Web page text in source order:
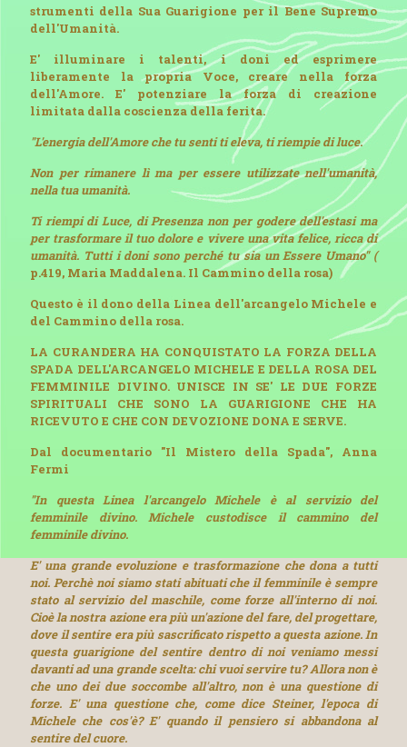
strumenti della Sua Guarigione per il Bene Supremo
dell'Umanità.
E' illuminare i talenti, i doni ed esprimere
liberamente la propria Voce, creare nella forza
dell'Amore. E' potenziare la forza di creazione
limitata dalla coscienza della ferita.
"L'energia dell'Amore che tu senti ti eleva, ti riempie di luce.
Non per rimanere lì ma per essere utilizzate nell'umanità,
nella tua umanità.
Ti riempi di Luce, di Presenza non per godere dell'estasi ma
per trasformare il tuo dolore e vivere una vita felice, ricca di
umanità. Tutti i doni sono perché tu sia un Essere Umano" (
p.419, Maria Maddalena. Il Cammino della rosa)
Questo è il dono della Linea dell'arcangelo Michele e
del Cammino della rosa.
LA CURANDERA HA CONQUISTATO LA FORZA DELLA
SPADA DELL'ARCANGELO MICHELE E DELLA ROSA DEL
FEMMINILE DIVINO. UNISCE IN SE' LE DUE FORZE
SPIRITUALI CHE SONO LA GUARIGIONE CHE HA
RICEVUTO E CHE CON DEVOZIONE DONA E SERVE.
Dal documentario "Il Mistero della Spada", Anna
Fermi
"In questa Linea l'arcangelo Michele è al servizio del
femminile divino. Michele custodisce il cammino del
femminile divino.
E' una grande evoluzione e trasformazione che dona a tutti
noi. Perchè noi siamo stati abituati che il femminile è sempre
stato al servizio del maschile, come forze all'interno di noi.
Cioè la nostra azione era più un'azione del fare, del progettare,
dove il sentire era più sascrificato rispetto a questa azione. In
questa guarigione del sentire dentro di noi veniamo messi
davanti ad una grande scelta: chi vuoi servire tu? Allora non è
che uno dei due soccombe all'altro, non è una questione di
forze. E' una questione che, come dice Steiner, l'epoca di
Michele che cos'è? E' quando il pensiero si abbandona al
sentire del cuore.